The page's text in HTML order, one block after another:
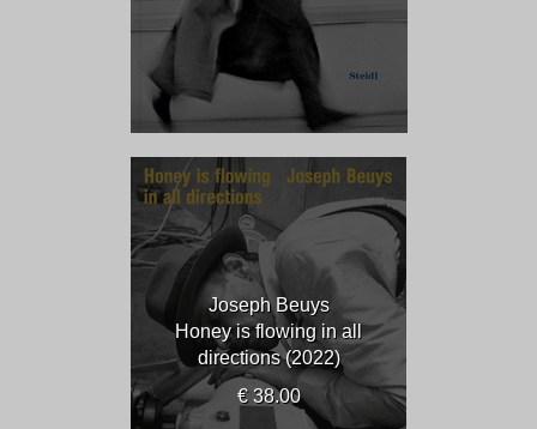
Joseph Beuys
Honey is flowing in all
directions (2022)
€ 38.00